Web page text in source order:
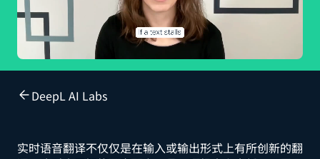
DeepL AI Labs
实时语音翻译不仅仅是在输入或输出形式上有所创新的翻